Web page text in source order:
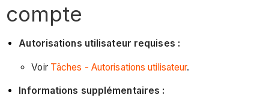
compte
Autorisations utilisateur requises :
Voir Tâches - Autorisations utilisateur.
Informations supplémentaires :